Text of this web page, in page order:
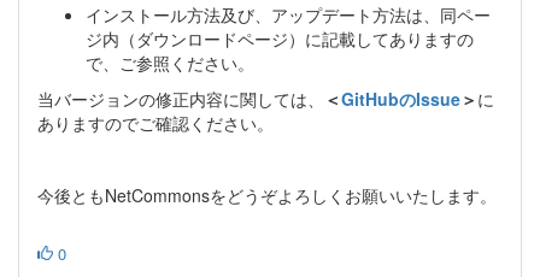
インストール方法及び、アップデート方法は、同ペー
ジ内（ダウンロードページ）に記載してありますの
で、ご参照ください。
当バージョンの修正内容に関しては、
＜GitHubのIssue＞ に
ありますのでご確認ください。
今後ともNetCommonsをどうぞよろしくお願いいたします。
0